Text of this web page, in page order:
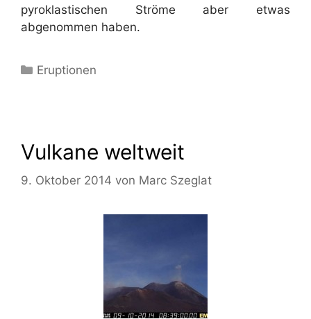
pyroklastischen Ströme aber etwas
abgenommen haben.
Kategorien
Eruptionen
Vulkane weltweit
9. Oktober 2014 von Marc Szeglat